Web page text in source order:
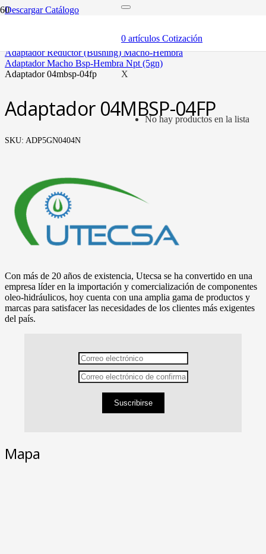
0 artículos Cotización
X
No hay productos en la lista
Descargar Catálogo
adaptador reductor (bushing) macho-hembra
adaptador macho bsp-hembra npt (5gn)
adaptador 04mbsp-04fp
Adaptador 04MBSP-04FP
SKU: ADP5GN0404N
Con más de 20 años de existencia, Utecsa se ha convertido en una
empresa líder en la importación y comercialización de componentes
oleo-hidráulicos, hoy cuenta con una amplia gama de productos y
marcas para satisfacer las necesidades de los clientes más exigentes
del país.
Suscribirse
Mapa